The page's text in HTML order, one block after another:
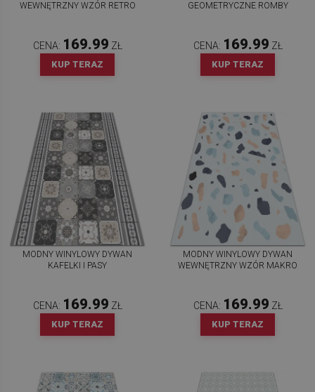
WEWNĘTRZNY WZÓR RETRO
CENA: 169.99 ZŁ
KUP TERAZ
GEOMETRYCZNE ROMBY
CENA: 169.99 ZŁ
KUP TERAZ
MODNY WINYLOWY DYWAN
KAFELKI I PASY
CENA: 169.99 ZŁ
KUP TERAZ
MODNY WINYLOWY DYWAN
WEWNĘTRZNY WZÓR MAKRO
CENA: 169.99 ZŁ
KUP TERAZ